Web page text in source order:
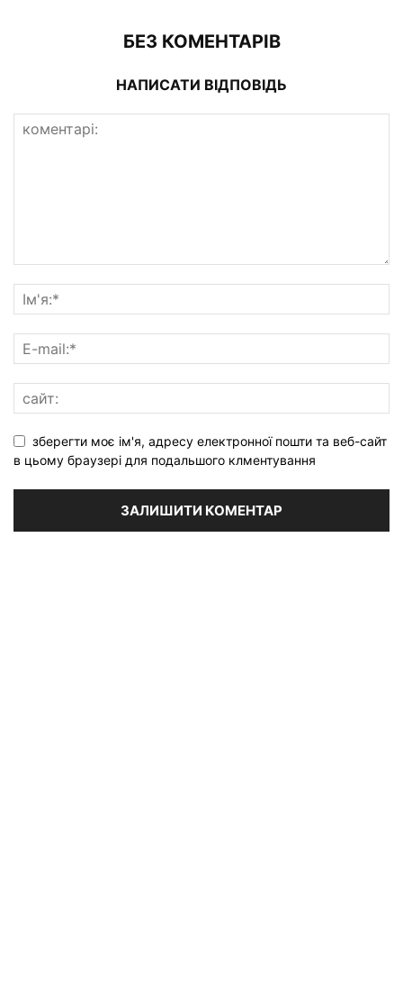
БЕЗ КОМЕНТАРІВ
НАПИСАТИ ВІДПОВІДЬ
зберегти моє ім'я, адресу електронної пошти та веб-сайт
в цьому браузері для подальшого клментування